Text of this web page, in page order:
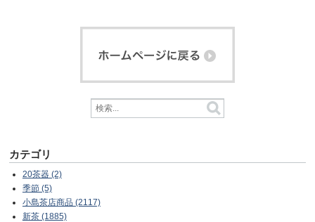
カテゴリ
20茶器 (2)
季節 (5)
小島茶店商品 (2117)
新茶 (1885)